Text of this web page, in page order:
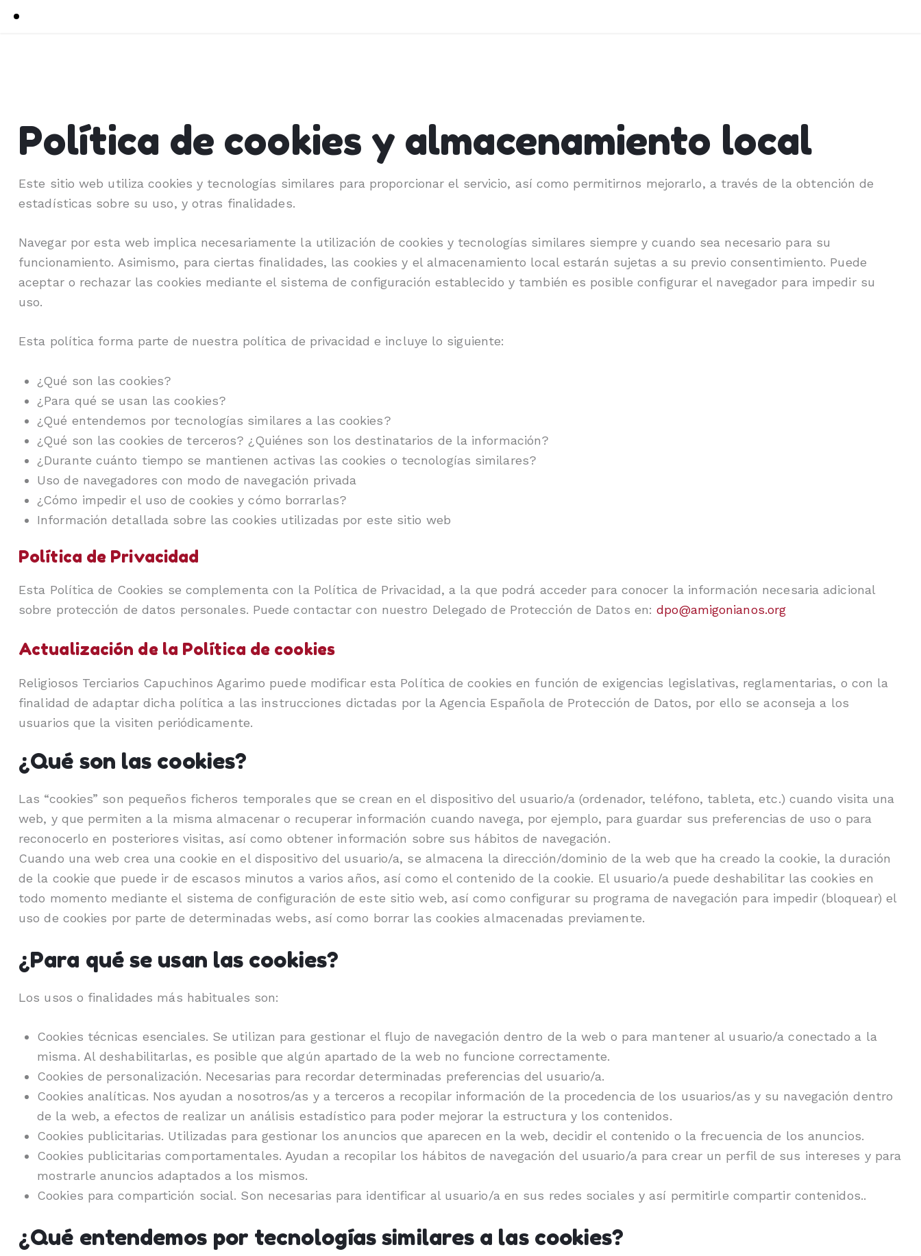
Política de cookies y almacenamiento local
Este sitio web utiliza cookies y tecnologías similares para proporcionar el servicio, así como permitirnos mejorarlo, a través de la obtención de
estadísticas sobre su uso, y otras finalidades.
Navegar por esta web implica necesariamente la utilización de cookies y tecnologías similares siempre y cuando sea necesario para su
funcionamiento. Asimismo, para ciertas finalidades, las cookies y el almacenamiento local estarán sujetas a su previo consentimiento. Puede
aceptar o rechazar las cookies mediante el sistema de configuración establecido y también es posible configurar el navegador para impedir su
uso.
Esta política forma parte de nuestra política de privacidad e incluye lo siguiente:
¿Qué son las cookies?
¿Para qué se usan las cookies?
¿Qué entendemos por tecnologías similares a las cookies?
¿Qué son las cookies de terceros? ¿Quiénes son los destinatarios de la información?
¿Durante cuánto tiempo se mantienen activas las cookies o tecnologías similares?
Uso de navegadores con modo de navegación privada
¿Cómo impedir el uso de cookies y cómo borrarlas?
Información detallada sobre las cookies utilizadas por este sitio web
Política de Privacidad
Esta Política de Cookies se complementa con la Política de Privacidad, a la que podrá acceder para conocer la información necesaria adicional
sobre protección de datos personales. Puede contactar con nuestro Delegado de Protección de Datos en:dpo@amigonianos.org
Actualización de la Política de cookies
Religiosos Terciarios Capuchinos Agarimo puede modificar esta Política de cookies en función de exigencias legislativas, reglamentarias, o con la
finalidad de adaptar dicha política a las instrucciones dictadas por la Agencia Española de Protección de Datos, por ello se aconseja a los
usuarios que la visiten periódicamente.
¿Qué son las cookies?
Las “cookies” son pequeños ficheros temporales que se crean en el dispositivo del usuario/a (ordenador, teléfono, tableta, etc.) cuando visita una
web, y que permiten a la misma almacenar o recuperar información cuando navega, por ejemplo, para guardar sus preferencias de uso o para
reconocerlo en posteriores visitas, así como obtener información sobre sus hábitos de navegación.
Cuando una web crea una cookie en el dispositivo del usuario/a, se almacena la dirección/dominio de la web que ha creado la cookie, la duración
de la cookie que puede ir de escasos minutos a varios años, así como el contenido de la cookie. El usuario/a puede deshabilitar las cookies en
todo momento mediante el sistema de configuración de este sitio web, así como configurar su programa de navegación para impedir (bloquear) el
uso de cookies por parte de determinadas webs, así como borrar las cookies almacenadas previamente.
¿Para qué se usan las cookies?
Los usos o finalidades más habituales son:
Cookies técnicas esenciales. Se utilizan para gestionar el flujo de navegación dentro de la web o para mantener al usuario/a conectado a la
misma. Al deshabilitarlas, es posible que algún apartado de la web no funcione correctamente.
Cookies de personalización. Necesarias para recordar determinadas preferencias del usuario/a.
Cookies analíticas. Nos ayudan a nosotros/as y a terceros a recopilar información de la procedencia de los usuarios/as y su navegación dentro
de la web, a efectos de realizar un análisis estadístico para poder mejorar la estructura y los contenidos.
Cookies publicitarias. Utilizadas para gestionar los anuncios que aparecen en la web, decidir el contenido o la frecuencia de los anuncios.
Cookies publicitarias comportamentales. Ayudan a recopilar los hábitos de navegación del usuario/a para crear un perfil de sus intereses y para
mostrarle anuncios adaptados a los mismos.
Cookies para compartición social. Son necesarias para identificar al usuario/a en sus redes sociales y así permitirle compartir contenidos..
¿Qué entendemos por tecnologías similares a las cookies?